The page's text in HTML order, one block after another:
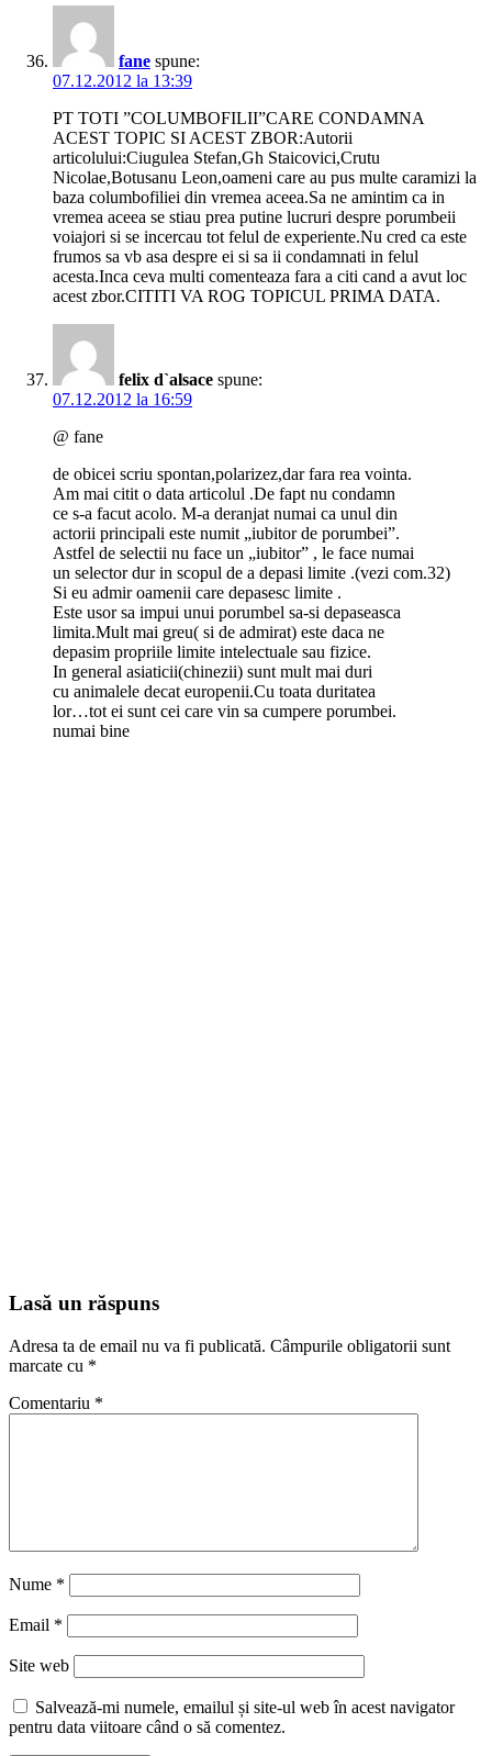
fane spune:
07.12.2012 la 13:39
PT TOTI ”COLUMBOFILII”CARE CONDAMNA
ACEST TOPIC SI ACEST ZBOR:Autorii
articolului:Ciugulea Stefan,Gh Staicovici,Crutu
Nicolae,Botusanu Leon,oameni care au pus multe caramizi la
baza columbofiliei din vremea aceea.Sa ne amintim ca in
vremea aceea se stiau prea putine lucruri despre porumbeii
voiajori si se incercau tot felul de experiente.Nu cred ca este
frumos sa vb asa despre ei si sa ii condamnati in felul
acesta.Inca ceva multi comenteaza fara a citi cand a avut loc
acest zbor.CITITI VA ROG TOPICUL PRIMA DATA.
felix d`alsace spune:
07.12.2012 la 16:59
@ fane
de obicei scriu spontan,polarizez,dar fara rea vointa.
Am mai citit o data articolul .De fapt nu condamn
ce s-a facut acolo. M-a deranjat numai ca unul din
actorii principali este numit „iubitor de porumbei”.
Astfel de selectii nu face un „iubitor” , le face numai
un selector dur in scopul de a depasi limite .(vezi com.32)
Si eu admir oamenii care depasesc limite .
Este usor sa impui unui porumbel sa-si depaseasca
limita.Mult mai greu( si de admirat) este daca ne
depasim propriile limite intelectuale sau fizice.
In general asiaticii(chinezii) sunt mult mai duri
cu animalele decat europenii.Cu toata duritatea
lor…tot ei sunt cei care vin sa cumpere porumbei.
numai bine
Lasă un răspuns
Adresa ta de email nu va fi publicată. Câmpurile obligatorii sunt
marcate cu *
Comentariu *
Nume *
Email *
Site web
Salvează-mi numele, emailul și site-ul web în acest navigator
pentru data viitoare când o să comentez.